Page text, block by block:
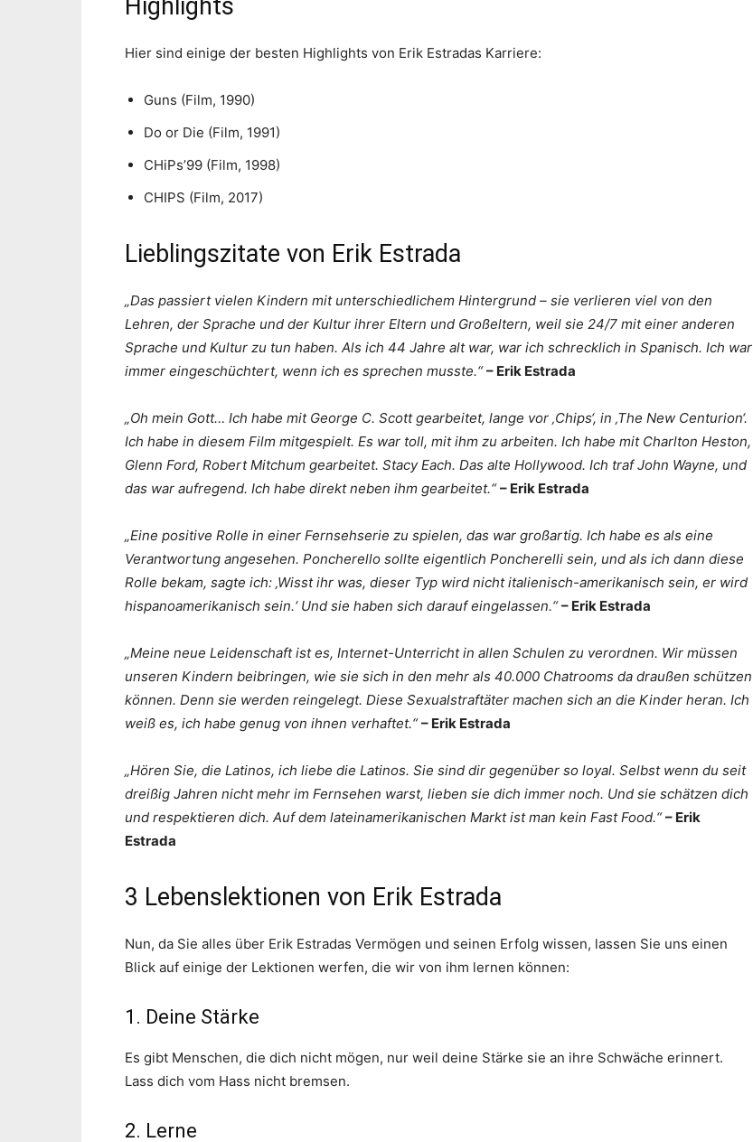
Highlights
Hier sind einige der besten Highlights von Erik Estradas Karriere:
Guns (Film, 1990)
Do or Die (Film, 1991)
CHiPs’99 (Film, 1998)
CHIPS (Film, 2017)
Lieblingszitate von Erik Estrada
„Das passiert vielen Kindern mit unterschiedlichem Hintergrund – sie verlieren viel von den
Lehren, der Sprache und der Kultur ihrer Eltern und Großeltern, weil sie 24/7 mit einer anderen
Sprache und Kultur zu tun haben. Als ich 44 Jahre alt war, war ich schrecklich in Spanisch. Ich war
immer eingeschüchtert, wenn ich es sprechen musste.“– Erik Estrada
„Oh mein Gott… Ich habe mit George C. Scott gearbeitet, lange vor ‚Chips‘, in ‚The New Centurion‘.
Ich habe in diesem Film mitgespielt. Es war toll, mit ihm zu arbeiten. Ich habe mit Charlton Heston,
Glenn Ford, Robert Mitchum gearbeitet. Stacy Each. Das alte Hollywood. Ich traf John Wayne, und
das war aufregend. Ich habe direkt neben ihm gearbeitet.“– Erik Estrada
„Eine positive Rolle in einer Fernsehserie zu spielen, das war großartig. Ich habe es als eine
Verantwortung angesehen. Poncherello sollte eigentlich Poncherelli sein, und als ich dann diese
Rolle bekam, sagte ich: ‚Wisst ihr was, dieser Typ wird nicht italienisch-amerikanisch sein, er wird
hispanoamerikanisch sein.‘ Und sie haben sich darauf eingelassen.“– Erik Estrada
„Meine neue Leidenschaft ist es, Internet-Unterricht in allen Schulen zu verordnen. Wir müssen
unseren Kindern beibringen, wie sie sich in den mehr als 40.000 Chatrooms da draußen schützen
können. Denn sie werden reingelegt. Diese Sexualstraftäter machen sich an die Kinder heran. Ich
weiß es, ich habe genug von ihnen verhaftet.“– Erik Estrada
„Hören Sie, die Latinos, ich liebe die Latinos. Sie sind dir gegenüber so loyal. Selbst wenn du seit
dreißig Jahren nicht mehr im Fernsehen warst, lieben sie dich immer noch. Und sie schätzen dich
und respektieren dich. Auf dem lateinamerikanischen Markt ist man kein Fast Food.“– Erik
Estrada
3 Lebenslektionen von Erik Estrada
Nun, da Sie alles über Erik Estradas Vermögen und seinen Erfolg wissen, lassen Sie uns einen
Blick auf einige der Lektionen werfen, die wir von ihm lernen können:
1. Deine Stärke
Es gibt Menschen, die dich nicht mögen, nur weil deine Stärke sie an ihre Schwäche erinnert.
Lass dich vom Hass nicht bremsen.
2. Lerne